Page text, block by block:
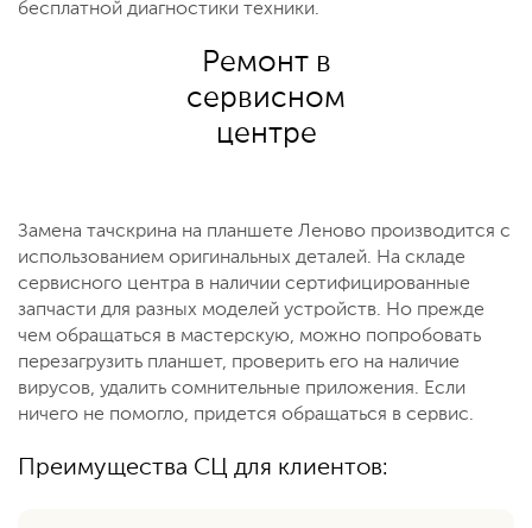
бесплатной диагностики техники.
Ремонт в
сервисном
центре
Замена тачскрина на планшете Леново производится с
использованием оригинальных деталей. На складе
сервисного центра в наличии сертифицированные
запчасти для разных моделей устройств. Но прежде
чем обращаться в мастерскую, можно попробовать
перезагрузить планшет, проверить его на наличие
вирусов, удалить сомнительные приложения. Если
ничего не помогло, придется обращаться в сервис.
Преимущества СЦ для клиентов: